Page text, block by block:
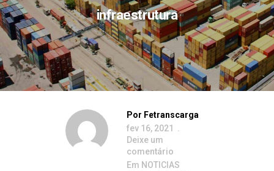
FALE CONOSCO
infraestrutura
Por Fetranscarga
fev 16, 2021
Deixe um
comentário
Em NOTICIAS